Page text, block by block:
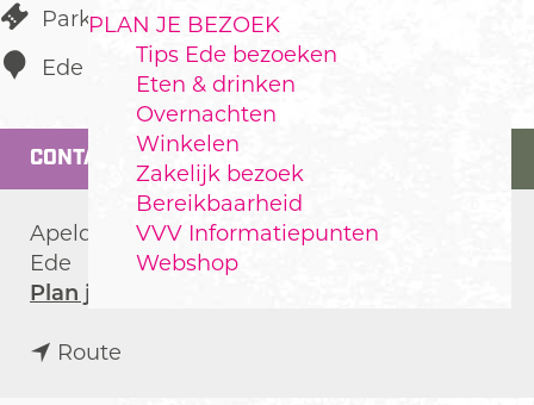
PLAN JE BEZOEK
Tips Ede bezoeken
Eten & drinken
Overnachten
Winkelen
Zakelijk bezoek
Bereikbaarheid
VVV Informatiepunten
Webshop
Parkeerplaats langs de weg
Ede
CONTACT
Apeldoornseweg
Ede
Plan je route
Route